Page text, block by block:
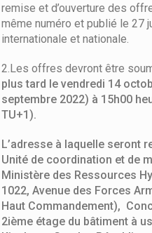
remise et d’ouverture des
même numéro et publié le 27
internationale et nationale.
2.Les offres devront être
plus tard le vendredi 14
septembre 2022) à 15h00
TU+1).
L’adresse à laquelle seront
Unité de coordination et de
Ministère des Ressources
1022, Avenue des Forces
Haut Commandement),
2ième étage du bâtiment à